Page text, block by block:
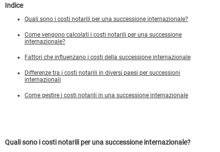
Indice
Quali sono i costi notarili per una successione internazionale?
Come vengono calcolati i costi notarili per una successione
internazionale?
Fattori che influenzano i costi della successione internazionale
Differenze tra i costi notarili in diversi paesi per successioni
internazionali
Come gestire i costi notarili in una successione internazionale
Quali sono i costi notarili per una successione internazionale?